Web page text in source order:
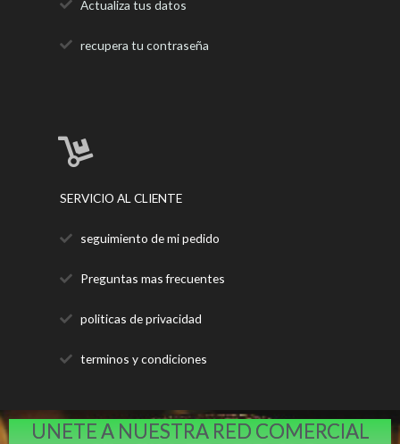
Actualiza tus datos
recupera tu contraseña
SERVICIO AL CLIENTE
seguimiento de mi pedido
Preguntas mas frecuentes
politicas de privacidad
terminos y condiciones
UNETE A NUESTRA RED COMERCIAL